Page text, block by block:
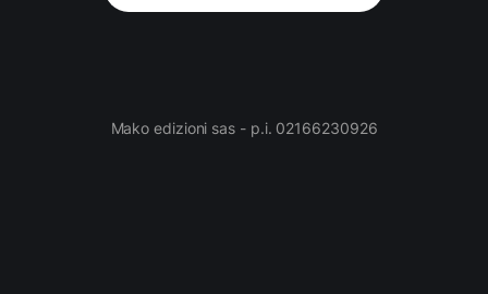
Mako edizioni sas - p.i. 02166230926